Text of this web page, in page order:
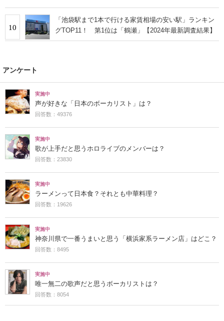
10
「池袋駅まで1本で行ける家賃相場の安い駅」ランキン
グTOP11！ 第1位は「鶴瀬」【2024年最新調査結果】
アンケート
実施中
声が好きな「日本のボーカリスト」は？
回答数：49376
実施中
歌が上手だと思うホロライブのメンバーは？
回答数：23830
実施中
ラーメンって日本食？それとも中華料理？
回答数：19626
実施中
神奈川県で一番うまいと思う「横浜家系ラーメン店」はどこ？
回答数：8495
実施中
唯一無二の歌声だと思うボーカリストは？
回答数：8054